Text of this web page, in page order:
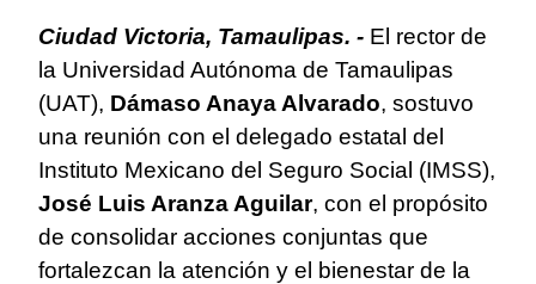
Ciudad Victoria, Tamaulipas. - El rector de
la Universidad Autónoma de Tamaulipas
(UAT), Dámaso Anaya Alvarado, sostuvo
una reunión con el delegado estatal del
Instituto Mexicano del Seguro Social (IMSS),
José Luis Aranza Aguilar, con el propósito
de consolidar acciones conjuntas que
fortalezcan la atención y el bienestar de la